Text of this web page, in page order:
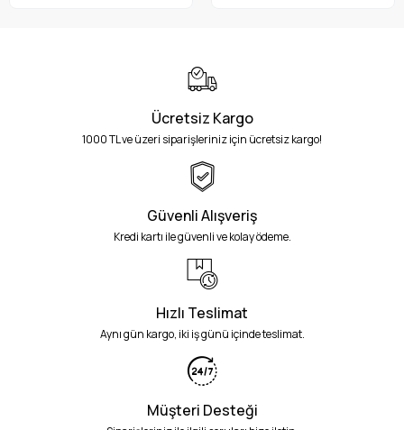
Ücretsiz Kargo
1000 TL ve üzeri siparişleriniz için ücretsiz kargo!
Güvenli Alışveriş
Kredi kartı ile güvenli ve kolay ödeme.
Hızlı Teslimat
Aynı gün kargo, iki iş günü içinde teslimat.
Müşteri Desteği